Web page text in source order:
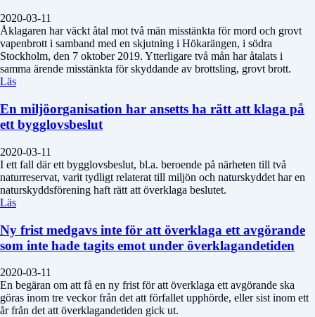
2020-03-11
Åklagaren har väckt åtal mot två män misstänkta för mord och grovt
vapenbrott i samband med en skjutning i Hökarängen, i södra
Stockholm, den 7 oktober 2019. Ytterligare två mån har åtalats i
samma ärende misstänkta för skyddande av brottsling, grovt brott.
Läs
En miljöorganisation har ansetts ha rätt att klaga på
ett bygglovsbeslut
2020-03-11
I ett fall där ett bygglovsbeslut, bl.a. beroende på närheten till två
naturreservat, varit tydligt relaterat till miljön och naturskyddet har en
naturskyddsförening haft rätt att överklaga beslutet.
Läs
Ny frist medgavs inte för att överklaga ett avgörande
som inte hade tagits emot under överklagandetiden
2020-03-11
En begäran om att få en ny frist för att överklaga ett avgörande ska
göras inom tre veckor från det att förfallet upphörde, eller sist inom ett
år från det att överklagandetiden gick ut.